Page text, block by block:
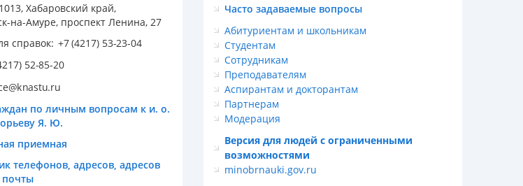
Хабаровский край,
на-Амуре, проспект Ленина, 27
справок:
по личным вопросам к и. о.
Я. Ю.
приемная
телефонов, адресов, адресов
почты
Часто задаваемые вопросы
Абитуриентам и школьникам
Студентам
Сотрудникам
Преподавателям
Аспирантам и докторантам
Партнерам
Модерация
Версия для людей с ограниченными
возможностями
minobrnauki.gov.ru